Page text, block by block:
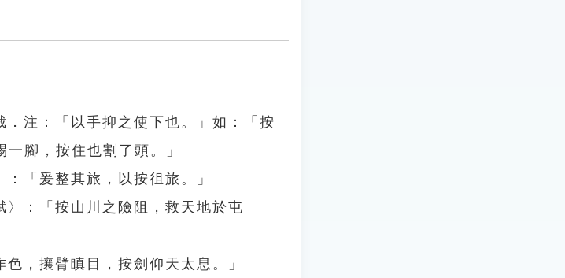
注：「以手抑之使下也。」如：「按
腳，按住也割了頭。」
「爰整其旅，以按徂旅。」
：「按山川之險阻，救天地於屯
，攘臂瞋目，按劍仰天太息。」